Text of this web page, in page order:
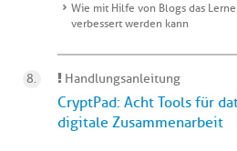
Wie mit Hilfe von Blogs das
verbessert werden kann
Handlungsanleitung
CryptPad: Acht Tools für
digitale Zusammenarbeit